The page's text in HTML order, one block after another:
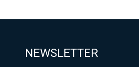
NEWSLETTER